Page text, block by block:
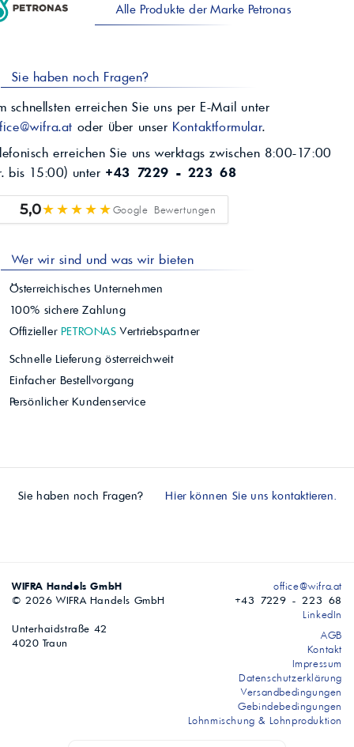
Alle Produkte der Marke Petronas
Sie haben noch Fragen?
schnellsten erreichen Sie uns per E-Mail unter
oder über unser Kontaktformular.
erreichen Sie uns werktags zwischen 8:00-17:00
bis 15:00) unter +43 7229 - 223 68
5,0★★★★★Google Bewertungen
Wer wir sind und was wir bieten
Österreichisches Unternehmen
100% sichere Zahlung
Offizieller PETRONAS Vertriebspartner
Schnelle Lieferung österreichweit
Einfacher Bestellvorgang
Persönlicher Kundenservice
Sie haben noch Fragen? Hier können Sie uns kontaktieren.
WIFRA Handels GmbH
© 2026 WIFRA Handels GmbH
Unterhaidstraße 42
4020 Traun
office@wifra.at
+43 7229 - 223 68
LinkedIn
AGB
Kontakt
Impressum
Datenschutzerklärung
Versandbedingungen
Gebindebedingungen
Lohnmischung & Lohnproduktion